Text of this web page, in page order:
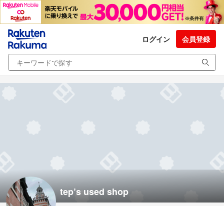
ログイン 会員登録
tep’s used shop